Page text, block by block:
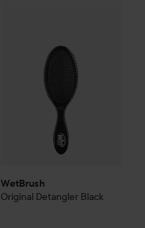
WetBrush
Original Detangler Black